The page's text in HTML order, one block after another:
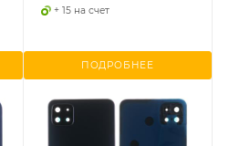
+ 15 на счет
ПОДРОБНЕЕ